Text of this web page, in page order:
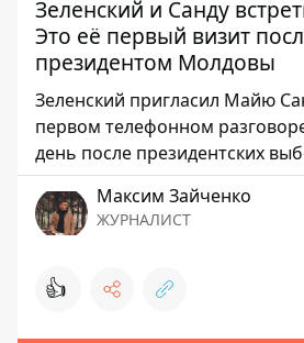
Зеленский и Санду
Это её первый визит
президентом Молдовы
Зеленский пригласил Майю
первом телефонном
день после президентских
Максим Зайченко
ЖУРНАЛИСТ
👍